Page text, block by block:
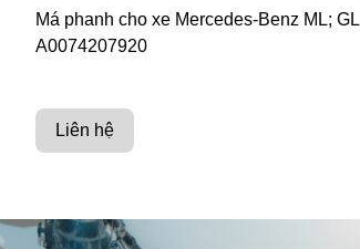
Má phanh cho xe Mercedes-Benz ML; GL
A0074207920
Liên hệ